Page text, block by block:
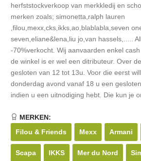
herfststockverkoop van merkkledij en
merken zoals; simonetta,ralph lauren
,filou,mexx,cks,ikks,ao,blablabla,seven
seven,eliane&lena,liu jo,van hassels,.....
-70%verkocht. Wij aanvaarden enkel
de winkel is er wel een ditributeur. Over
gesloten van 12 tot 13u. Voor die eerst
donderdag avond vanaf 18 u een
indien u een uitnodiging hebt. Die kun je
MERKEN:
Filou & Friends
Mexx Armani
Scapa IKKS Mer du Nord